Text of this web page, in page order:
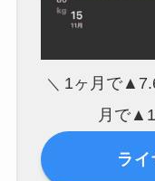
＼ 1ヶ月で
月で
ラ